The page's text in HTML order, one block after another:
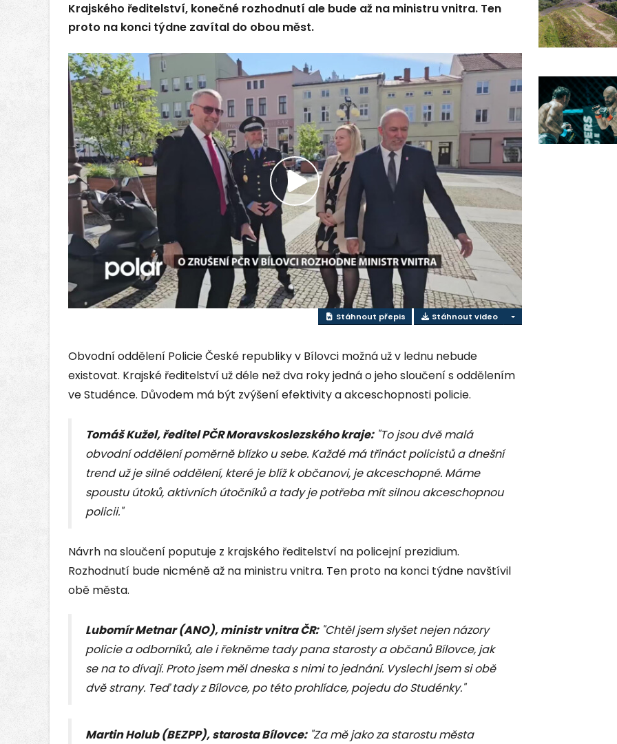
Krajského ředitelství, konečné rozhodnutí ale bude až na ministru vnitra. Ten
proto na konci týdne zavítal do obou měst.
Přehrát
video
Stáhnout přepis Stáhnout video
Obvodní oddělení Policie České republiky v Bílovci možná už v lednu nebude
existovat. Krajské ředitelství už déle než dva roky jedná o jeho sloučení s oddělením
ve Studénce. Důvodem má být zvýšení efektivity a akceschopnosti policie.
Tomáš Kužel, ředitel PČR Moravskoslezského kraje:"To jsou dvě malá
obvodní oddělení poměrně blízko u sebe. Každé má třináct policistů a dnešní
trend už je silné oddělení, které je blíž k občanovi, je akceschopné. Máme
spoustu útoků, aktivních útočníků a tady je potřeba mít silnou akceschopnou
policii."
Návrh na sloučení poputuje z krajského ředitelství na policejní prezidium.
Rozhodnutí bude nicméně až na ministru vnitra. Ten proto na konci týdne navštívil
obě města.
Lubomír Metnar (ANO), ministr vnitra ČR:"Chtěl jsem slyšet nejen názory
policie a odborníků, ale i řekněme tady pana starosty a občanů Bílovce, jak
se na to dívají. Proto jsem měl dneska s nimi to jednání. Vyslechl jsem si obě
dvě strany. Teď tady z Bílovce, po této prohlídce, pojedu do Studénky."
Martin Holub (BEZPP), starosta Bílovce:"Za mě jako za starostu města